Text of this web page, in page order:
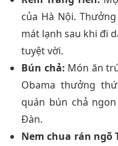
của Hà Nội.
mát lạnh sau khi đi
tuyệt vời.
Bún chả: Món ăn
Obama thưởng
quán bún chả
Đàn.
Nem chua rán ngõ